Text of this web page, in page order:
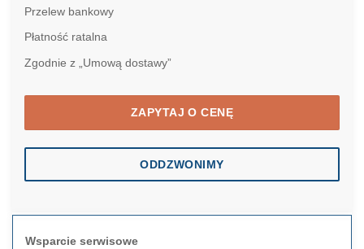
Przelew bankowy
Płatność ratalna
Zgodnie z „Umową dostawy”
ZAPYTAJ O CENĘ
ODDZWONIMY
Wsparcie serwisowe